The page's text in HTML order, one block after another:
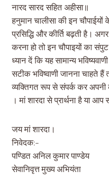
नारद सारद सहित अहीसा॥
हनुमान चालीसा की इन
प्रसिद्धि और कीर्ति बढ़ती है।
करना हो तो इन चौपाइयों का
ध्यान दें कि यह सामान्य
सटीक भविष्वाणी जानना चाहते
व्यक्तिगत रूप से संपर्क कर अपनी
। मां शारदा से प्रार्थना है या
जय मां शारदा।
निवेदक:-
पण्डित अनिल कुमार पाण्डेय
सेवानिवृत्त मुख्य अभियंता